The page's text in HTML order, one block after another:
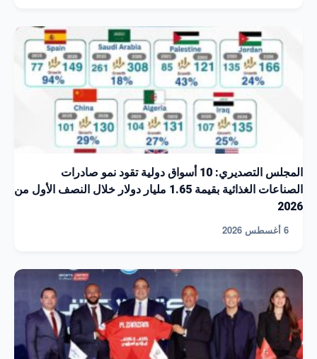
المجلس التصديري: 10 أسواق دولية تقود نمو صادرات
الصناعات الغذائية بقيمة 1.65 مليار دولار خلال النصف الأول من
2026
6 أغسطس 2026